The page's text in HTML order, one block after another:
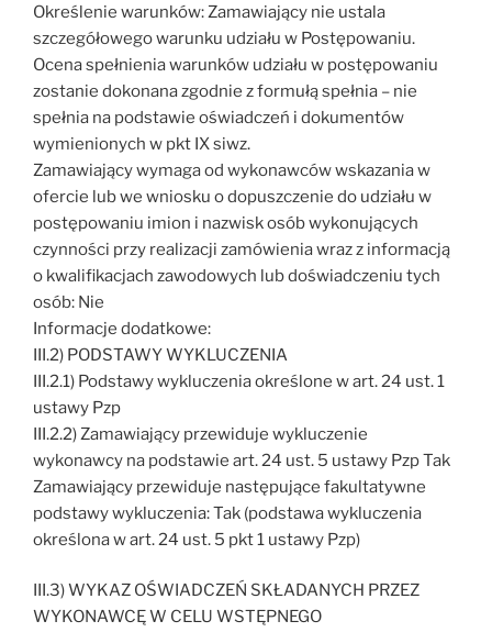
Określenie warunków: Zamawiający nie ustala
szczegółowego warunku udziału w Postępowaniu.
Ocena spełnienia warunków udziału w postępowaniu
zostanie dokonana zgodnie z formułą spełnia – nie
spełnia na podstawie oświadczeń i dokumentów
wymienionych w pkt IX siwz.
Zamawiający wymaga od wykonawców wskazania w
ofercie lub we wniosku o dopuszczenie do udziału w
postępowaniu imion i nazwisk osób wykonujących
czynności przy realizacji zamówienia wraz z informacją
o kwalifikacjach zawodowych lub doświadczeniu tych
osób: Nie
Informacje dodatkowe:
III.2) PODSTAWY WYKLUCZENIA
III.2.1) Podstawy wykluczenia określone w art. 24 ust. 1
ustawy Pzp
III.2.2) Zamawiający przewiduje wykluczenie
wykonawcy na podstawie art. 24 ust. 5 ustawy Pzp Tak
Zamawiający przewiduje następujące fakultatywne
podstawy wykluczenia: Tak (podstawa wykluczenia
określona w art. 24 ust. 5 pkt 1 ustawy Pzp)
III.3) WYKAZ OŚWIADCZEŃ SKŁADANYCH PRZEZ
WYKONAWCĘ W CELU WSTĘPNEGO